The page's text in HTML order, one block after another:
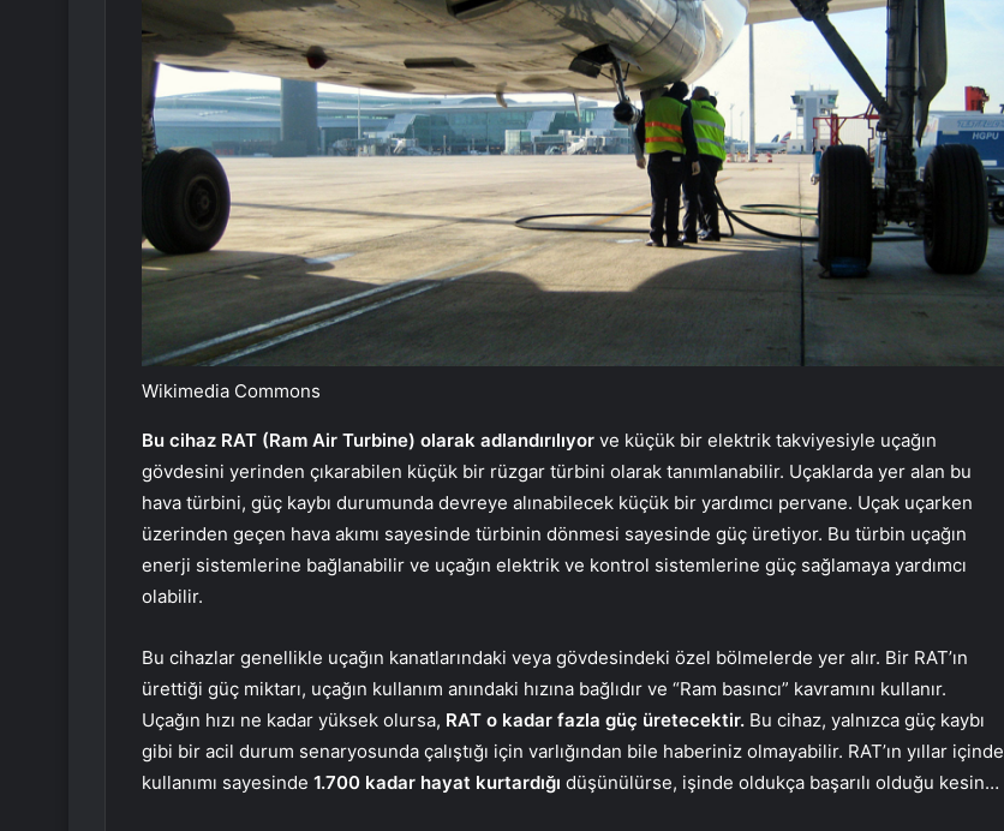
Wikimedia Commons
Bu cihaz RAT (Ram Air Turbine) olarak adlandırılıyor ve küçük bir elektrik takviyesiyle uçağın
gövdesini yerinden çıkarabilen küçük bir rüzgar türbini olarak tanımlanabilir. Uçaklarda yer alan bu
hava türbini, güç kaybı durumunda devreye alınabilecek küçük bir yardımcı pervane. Uçak uçarken
üzerinden geçen hava akımı sayesinde türbinin dönmesi sayesinde güç üretiyor. Bu türbin uçağın
enerji sistemlerine bağlanabilir ve uçağın elektrik ve kontrol sistemlerine güç sağlamaya yardımcı
olabilir.
Bu cihazlar genellikle uçağın kanatlarındaki veya gövdesindeki özel bölmelerde yer alır. Bir RAT’ın
ürettiği güç miktarı, uçağın kullanım anındaki hızına bağlıdır ve “Ram basıncı” kavramını kullanır.
Uçağın hızı ne kadar yüksek olursa, RAT o kadar fazla güç üretecektir. Bu cihaz, yalnızca güç kaybı
gibi bir acil durum senaryosunda çalıştığı için varlığından bile haberiniz olmayabilir. RAT’ın yıllar içinde
kullanımı sayesinde 1.700 kadar hayat kurtardığı düşünülürse, işinde oldukça başarılı olduğu kesin…